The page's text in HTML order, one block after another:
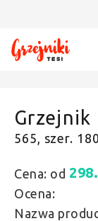
Grzejnik
565, szer.
Cena: od
Ocena:
Nazwa